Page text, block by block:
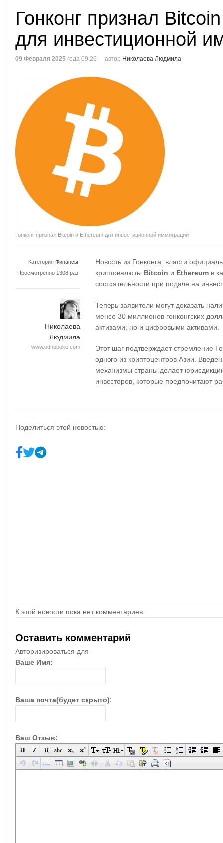
Гонконг признал
для инвестиционной
09 Февраля 2025 года 09:26 автор Николаева Людмила
Гонконг признал Bitcoin и Ethereum для инвестиционной иммиграции
Категория Финансы
Просмотренно 1308 раз
Николаева
Людмила
www.odnoboko.com
Новость из Гонконга: власти
криптовалюты Bitcoin и Ethereum в
состоятельности при подаче на
Теперь заявители могут доказать
менее 30 миллионов гонконгских
активами, но и цифровыми активами.
Этот шаг подтверждает стремление
одного из криптоцентров Азии.
механизмы страны делает
инвесторов, которые предпочитают
Поделиться этой новостью:
К этой новости пока нет комментариев.
Оставить комментарий
Авторизироваться для
Ваше Имя:
Ваша почта(будет скрыто):
Ваш Отзыв: